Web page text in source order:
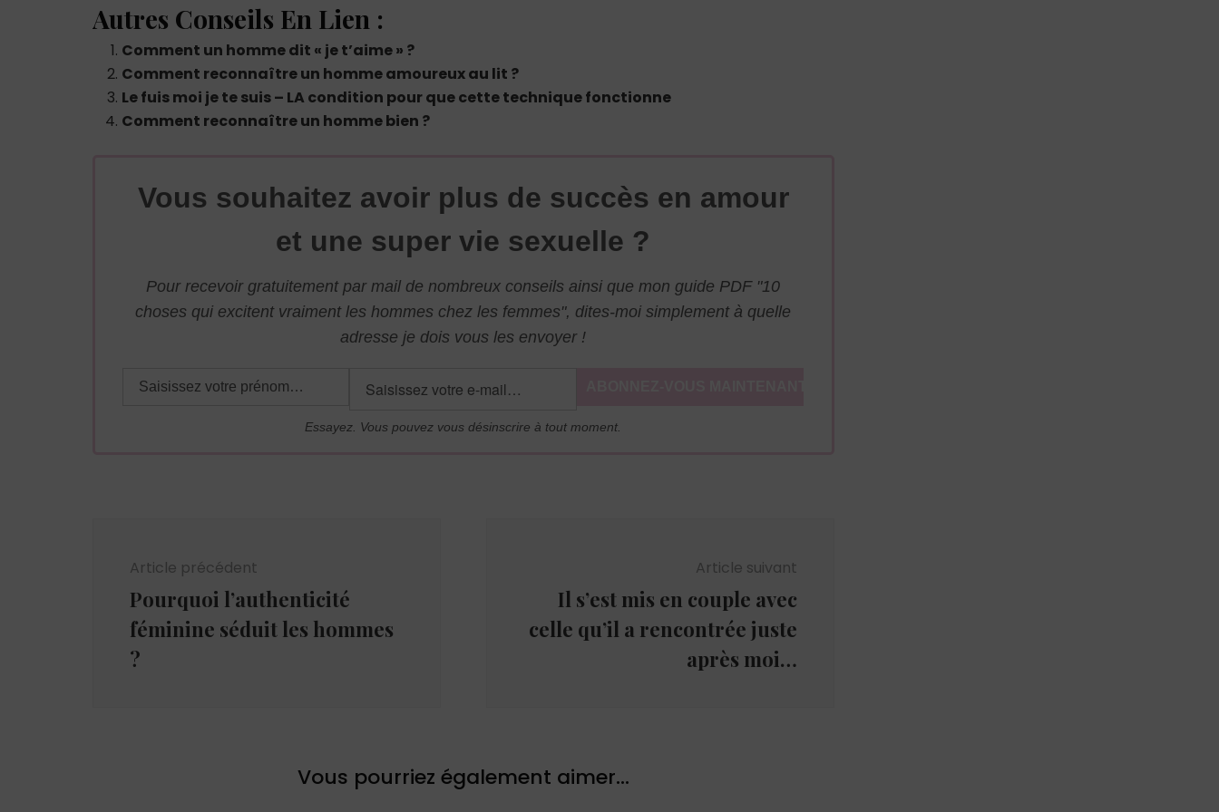
Autres Conseils En Lien :
Comment un homme dit « je t’aime » ?
Comment reconnaître un homme amoureux au lit ?
Le fuis moi je te suis – LA condition pour que cette technique fonctionne
Comment reconnaître un homme bien ?
Vous souhaitez avoir plus de succès en amour
et une super vie sexuelle ?
Pour recevoir gratuitement par mail de nombreux conseils ainsi que mon guide PDF "10
choses qui excitent vraiment les hommes chez les femmes", dites-moi simplement à quelle
adresse je dois vous les envoyer !
Essayez. Vous pouvez vous désinscrire à tout moment.
Article précédent
Pourquoi l’authenticité
féminine séduit les hommes
?
Article suivant
Il s’est mis en couple avec
celle qu’il a rencontrée juste
après moi…
Vous pourriez également aimer...